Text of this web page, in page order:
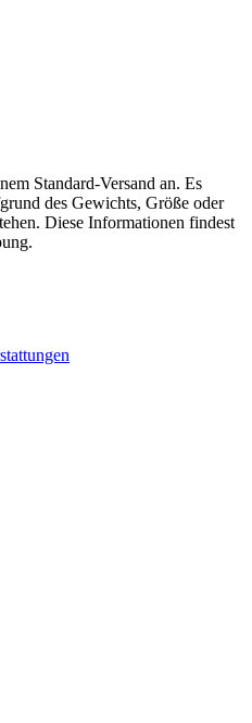
Standard-Versand an. Es
des Gewichts, Größe oder
Diese Informationen findest